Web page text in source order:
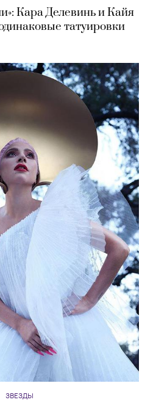
Кара Делевинь и Кайя
татуировки
ЗВЕЗДЫ